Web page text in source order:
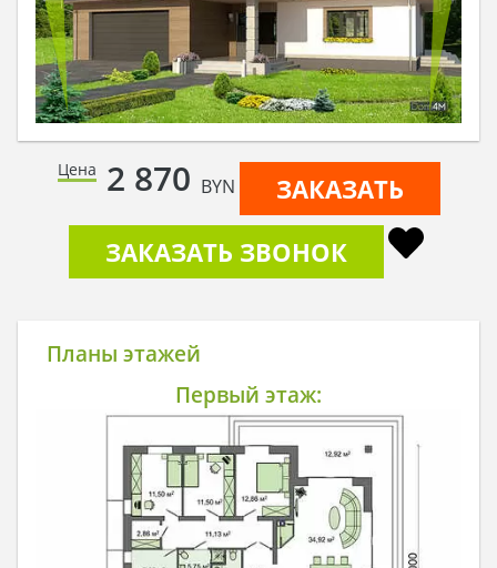
Цена 2 870 BYN
ЗАКАЗАТЬ
ЗАКАЗАТЬ ЗВОНОК
Планы этажей
Первый этаж: